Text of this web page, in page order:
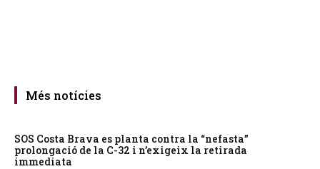
Més notícies
SOS Costa Brava es planta contra la “nefasta”
prolongació de la C-32 i n’exigeix la retirada
immediata